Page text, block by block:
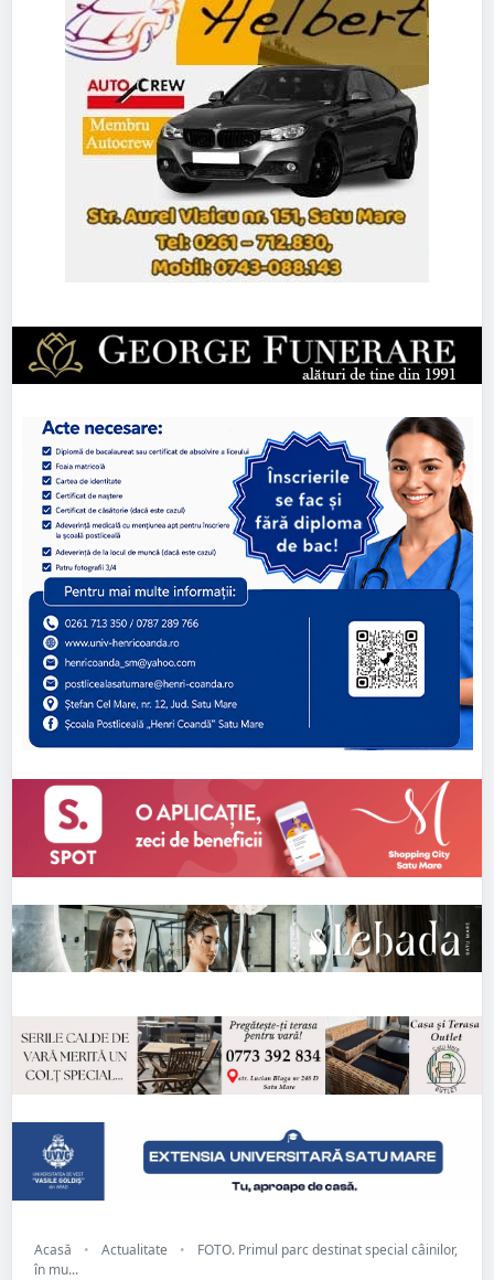
Acasă • Actualitate •
FOTO. Primul parc destinat special câinilor,
în mu...